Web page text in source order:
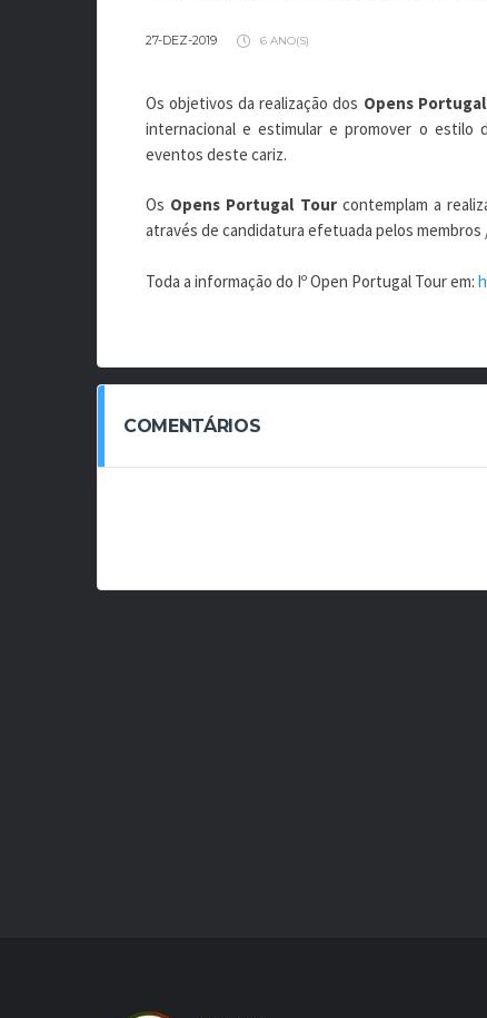
27-DEZ-2019 6 ANO(S)
Os objetivos da realização dos Opens
internacional e estimular e promover o estilo
eventos deste cariz.
Os Opens Portugal Tourcontemplam a
através de candidatura efetuada pelos
Toda a informação do Iº Open Portugal Tour em:
COMENTÁRIOS